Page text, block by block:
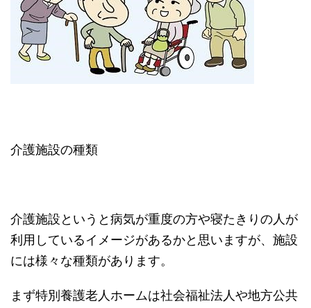
介護施設の種類
介護施設というと病気が重度の方や寝たきりの人が
利用しているイメージがあるかと思いますが、施設
には様々な種類があります。
まず特別養護老人ホームは社会福祉法人や地方公共